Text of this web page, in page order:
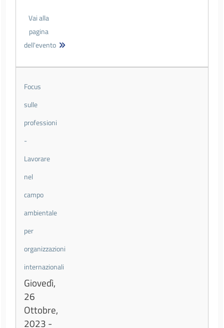
Vai alla
pagina
dell'evento
Focus
sulle
professioni
-
Lavorare
nel
campo
ambientale
per
organizzazioni
internazionali
Giovedì,
26
Ottobre,
2023 -